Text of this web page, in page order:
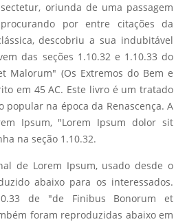
oriunda de uma passagem
por entre citações da
descobriu a sua indubitável
das seções 1.10.32 e 1.10.33 do
Malorum" (Os Extremos do Bem e
em 45 AC. Este livro é um tratado
na época da Renascença. A
Ipsum, "Lorem Ipsum dolor sit
na seção 1.10.32.
de Lorem Ipsum, usado desde o
abaixo para os interessados.
de "de Finibus Bonorum et
foram reproduzidas abaixo em